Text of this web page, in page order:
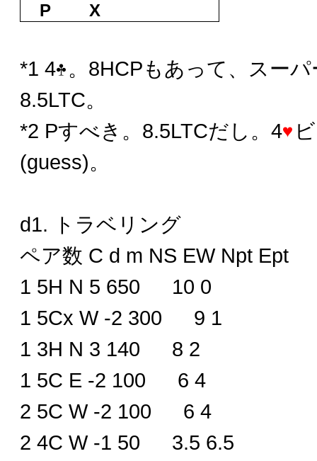
P
X
*1 4
。8HCPもあって、スー
8.5LTC。
*2 Pすべき。8.5LTCだし。4
(guess)。
d1. トラベリング
ペア数 C d m NS EW Npt Ept
1 5H N 5 650 10 0
1 5Cx W -2 300 9 1
1 3H N 3 140 8 2
1 5C E -2 100 6 4
2 5C W -2 100 6 4
2 4C W -1 50 3.5 6.5